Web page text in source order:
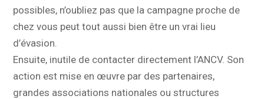
possibles, n’oubliez pas que la campagne proche de
chez vous peut tout aussi bien être un vrai lieu
d’évasion.
Ensuite, inutile de contacter directement l’ANCV. Son
action est mise en œuvre par des partenaires,
grandes associations nationales ou structures